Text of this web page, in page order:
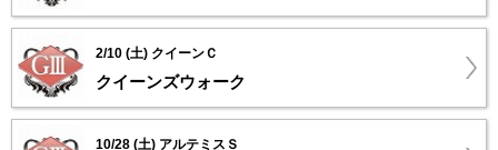
2/10 (土) クイーンＣ
クイーンズウォーク
10/28 (土) アルテミスＳ